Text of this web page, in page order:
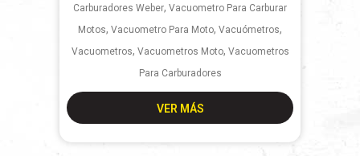
Carburadores Weber, Vacuometro Para Carburar
Motos, Vacuometro Para Moto, Vacuómetros,
Vacuometros, Vacuometros Moto, Vacuometros
Para Carburadores
VER MÁS